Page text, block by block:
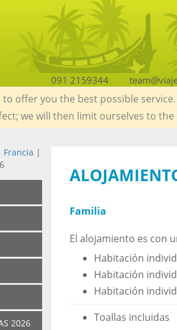
091 2159344
offer you the best possible
we will then limit ourselves to the
Francia |
2026
Familia
El alojamiento es con
Habitación
Habitación
Habitación
Toallas incluidas